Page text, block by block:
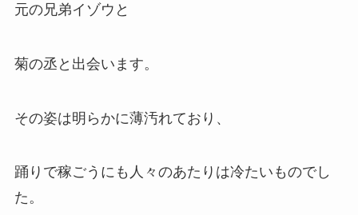
元の兄弟イゾウと
菊の丞と出会います。
その姿は明らかに薄汚れており、
踊りで稼ごうにも人々のあたりは冷たいものでし
た。